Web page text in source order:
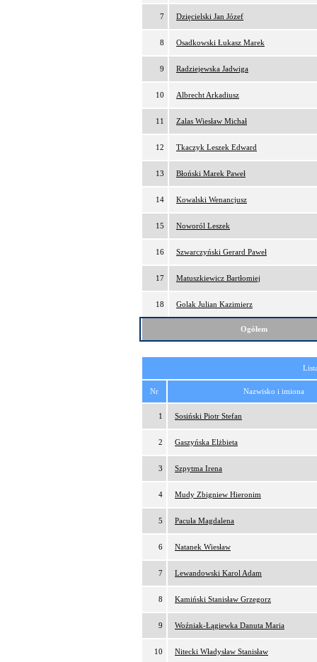
7 Dzięcielski Jan Józef
8 Osadkowski Łukasz Marek
9 Radziejewska Jadwiga
10 Albrecht Arkadiusz
11 Zalas Wiesław Michał
12 Tkaczyk Leszek Edward
13 Błoński Marek Paweł
14 Kowalski Wenancjusz
15 Noworól Leszek
16 Szwarczyński Gerard Paweł
17 Matuszkiewicz Bartłomiej
18 Golak Julian Kazimierz
Ogółem
Nr Nazwisko i imiona
1 Sosiński Piotr Stefan
2 Gaszyńska Elżbieta
3 Szpytma Irena
4 Mudy Zbigniew Hieronim
5 Pacuła Magdalena
6 Natanek Wiesław
7 Lewandowski Karol Adam
8 Kamiński Stanisław Grzegorz
9 Woźniak-Łągiewka Danuta Maria
10 Nitecki Władysław Stanisław